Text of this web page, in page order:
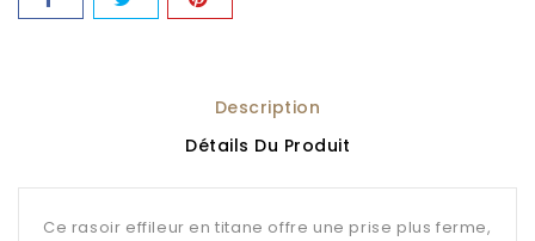
Description
Détails Du Produit
Ce rasoir effileur en titane offre une prise plus ferme,